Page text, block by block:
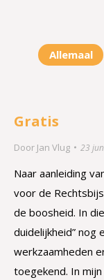
Allemaal
Gratis
Door Jan Vlug 23
Naar aanleiding
voor de
de boosheid. In
duidelijkheid” nog
werkzaamheden
toegekend. In